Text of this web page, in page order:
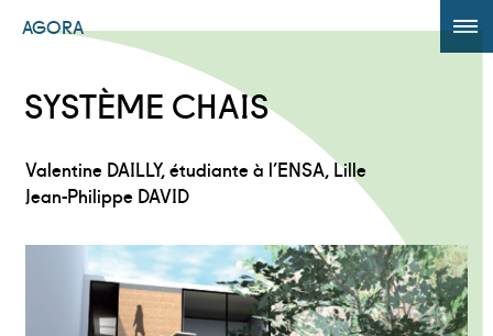
AGORA
AGORA +
Powered by Translate
SYSTÈME CHAIS
Valentine DAILLY, étudiante à l’ENSA, Lille
Jean-Philippe DAVID